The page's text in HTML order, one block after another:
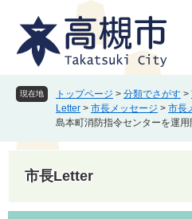
現在地 トップページ > 分類でさがす >
Letter > 市長メッセージ > 市長
島本町消防指令センターを運用
市長Letter